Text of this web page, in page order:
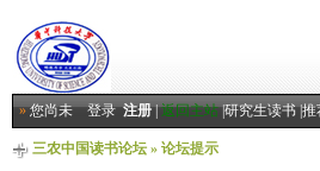
»您尚未登录 注册|返回主站|研究生读书|推
三农中国读书论坛» 论坛提示